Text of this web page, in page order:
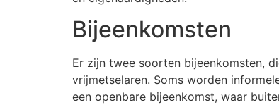
Bijeenkomsten
Er zijn twee soorten bijeenkomsten,
vrijmetselaren. Soms worden
een openbare bijeenkomst, waar